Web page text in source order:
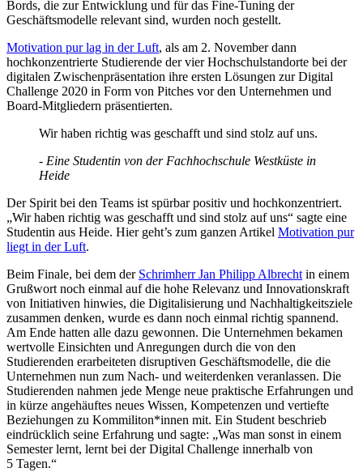
Bords, die zur Entwicklung und für das Fine-Tuning der
Geschäftsmodelle relevant sind, wurden noch gestellt.
Motivation pur lag in der Luft, als am 2. November dann
hochkonzentrierte Studierende der vier Hochschulstandorte bei der
digitalen Zwischenpräsentation ihre ersten Lösungen zur Digital
Challenge 2020 in Form von Pitches vor den Unternehmen und
Board-Mitgliedern präsentierten.
Wir haben richtig was geschafft und sind stolz auf uns.
- Eine Studentin von der Fachhochschule Westküste in
Heide
Der Spirit bei den Teams ist spürbar positiv und hochkonzentriert.
„Wir haben richtig was geschafft und sind stolz auf uns“ sagte eine
Studentin aus Heide. Hier geht’s zum ganzen Artikel Motivation pur
liegt in der Luft.
Beim Finale, bei dem der Schrimherr Jan Philipp Albrecht in einem
Grußwort noch einmal auf die hohe Relevanz und Innovationskraft
von Initiativen hinwies, die Digitalisierung und Nachhaltigkeitsziele
zusammen denken, wurde es dann noch einmal richtig spannend.
Am Ende hatten alle dazu gewonnen. Die Unternehmen bekamen
wertvolle Einsichten und Anregungen durch die von den
Studierenden erarbeiteten disruptiven Geschäftsmodelle, die die
Unternehmen nun zum Nach- und weiterdenken veranlassen. Die
Studierenden nahmen jede Menge neue praktische Erfahrungen und
in kürze angehäuftes neues Wissen, Kompetenzen und vertiefte
Beziehungen zu Kommiliton*innen mit. Ein Student beschrieb
eindrücklich seine Erfahrung und sagte: „Was man sonst in einem
Semester lernt, lernt bei der Digital Challenge innerhalb von
5 Tagen.“